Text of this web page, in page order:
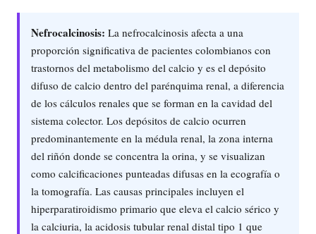
Nefrocalcinosis: La nefrocalcinosis afecta a una
proporción significativa de pacientes colombianos con
trastornos del metabolismo del calcio y es el depósito
difuso de calcio dentro del parénquima renal, a diferencia
de los cálculos renales que se forman en la cavidad del
sistema colector. Los depósitos de calcio ocurren
predominantemente en la médula renal, la zona interna
del riñón donde se concentra la orina, y se visualizan
como calcificaciones punteadas difusas en la ecografía o
la tomografía. Las causas principales incluyen el
hiperparatiroidismo primario que eleva el calcio sérico y
la calciuria, la acidosis tubular renal distal tipo 1 que